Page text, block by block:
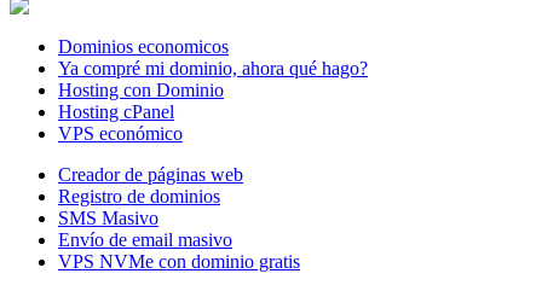
Dominios economicos
Ya compré mi dominio, ahora qué hago?
Hosting con Dominio
Hosting cPanel
VPS económico
Creador de páginas web
Registro de dominios
SMS Masivo
Envío de email masivo
VPS NVMe con dominio gratis